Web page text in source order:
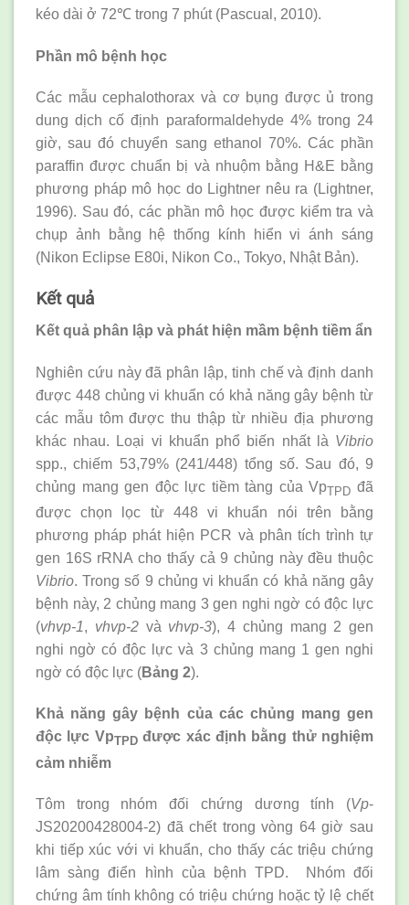
kéo dài ở 72℃ trong 7 phút (Pascual, 2010).
Phần mô bệnh học
Các mẫu cephalothorax và cơ bụng được ủ trong
dung dịch cố định paraformaldehyde 4% trong 24
giờ, sau đó chuyển sang ethanol 70%. Các phần
paraffin được chuẩn bị và nhuộm bằng H&E bằng
phương pháp mô học do Lightner nêu ra (Lightner,
1996). Sau đó, các phần mô học được kiểm tra và
chụp ảnh bằng hệ thống kính hiển vi ánh sáng
(Nikon Eclipse E80i, Nikon Co., Tokyo, Nhật Bản).
Kết quả
Kết quả phân lập và phát hiện mầm bệnh tiềm ẩn
Nghiên cứu này đã phân lập, tinh chế và định danh
được 448 chủng vi khuẩn có khả năng gây bệnh từ
các mẫu tôm được thu thập từ nhiều địa phương
khác nhau. Loại vi khuẩn phổ biến nhất là Vibrio
spp., chiếm 53,79% (241/448) tổng số. Sau đó, 9
chủng mang gen độc lực tiềm tàng của VpTPD đã
được chọn lọc từ 448 vi khuẩn nói trên bằng
phương pháp phát hiện PCR và phân tích trình tự
gen 16S rRNA cho thấy cả 9 chủng này đều thuộc
Vibrio. Trong số 9 chủng vi khuẩn có khả năng gây
bệnh này, 2 chủng mang 3 gen nghi ngờ có độc lực
(vhvp-1, vhvp-2và vhvp-3), 4 chủng mang 2 gen
nghi ngờ có độc lực và 3 chủng mang 1 gen nghi
ngờ có độc lực (Bảng 2).
Khả năng gây bệnh của các chủng mang gen
độc lực VpTPDđược xác định bằng thử nghiệm
cảm nhiễm
Tôm trong nhóm đối chứng dương tính (Vp-
JS20200428004-2) đã chết trong vòng 64 giờ sau
khi tiếp xúc với vi khuẩn, cho thấy các triệu chứng
lâm sàng điển hình của bệnh TPD. Nhóm đối
chứng âm tính không có triệu chứng hoặc tỷ lệ chết